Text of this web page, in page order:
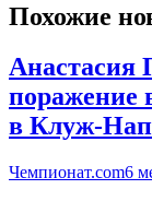
Похожие
Анастасия
поражение
в Клуж-
Чемпионат.com6